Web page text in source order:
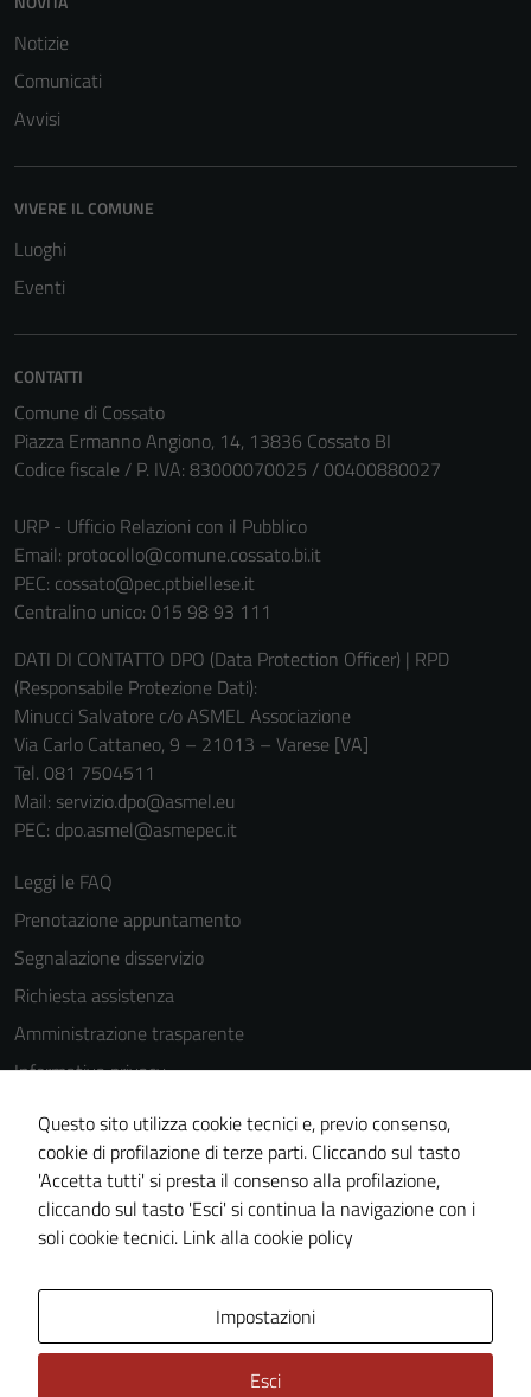
Notizie
Comunicati
Avvisi
VIVERE IL COMUNE
Luoghi
Eventi
CONTATTI
Comune di Cossato
Piazza Ermanno Angiono, 14, 13836 Cossato BI
Codice fiscale / P. IVA: 83000070025 / 00400880027
URP - Ufficio Relazioni con il Pubblico
Email: protocollo@comune.cossato.bi.it
PEC: cossato@pec.ptbiellese.it
Centralino unico: 015 98 93 111
DATI DI CONTATTO DPO (Data Protection Officer) | RPD
(Responsabile Protezione Dati):
Minucci Salvatore c/o ASMEL Associazione
Via Carlo Cattaneo, 9 – 21013 – Varese [VA]
Tel. 081 7504511
Mail: servizio.dpo@asmel.eu
PEC: dpo.asmel@asmepec.it
Leggi le FAQ
Prenotazione appuntamento
Segnalazione disservizio
Richiesta assistenza
Amministrazione trasparente
Informativa privacy
Cookie Policy
Note legali
Dichiarazione di accessibilità
Piano di miglioramento del sito
Questo sito utilizza cookie tecnici e, previo consenso,
cookie di profilazione di terze parti. Cliccando sul tasto
'Accetta tutti' si presta il consenso alla profilazione,
cliccando sul tasto 'Esci' si continua la navigazione con i
soli cookie tecnici. Link alla cookie policy
Impostazioni
Esci
Questi cookie
non raccolgono
informazioni